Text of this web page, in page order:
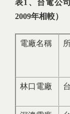
表1、台電公
2009年相較）
電廠名稱
林口電廠